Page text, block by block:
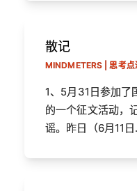
散记
MINDMETERS | 思考点
1、5月31日参加了
的一个征文活动，
谣。昨日（6月11